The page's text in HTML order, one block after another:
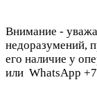
Внимание -
недоразумений,
его наличие у
или WhatsApp